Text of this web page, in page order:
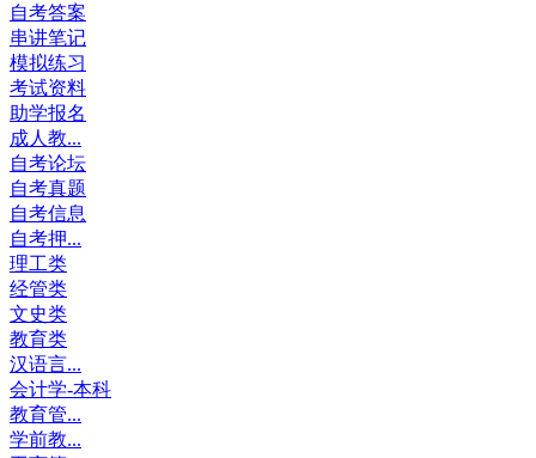
自考答案
串讲笔记
模拟练习
考试资料
助学报名
成人教...
自考论坛
自考真题
自考信息
自考押...
理工类
经管类
文史类
教育类
汉语言...
会计学-本科
教育管...
学前教...